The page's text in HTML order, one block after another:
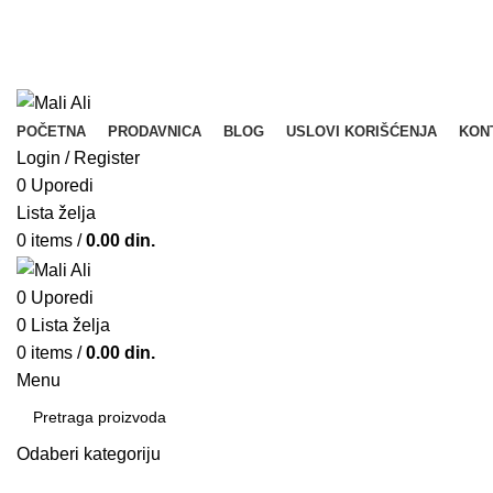
POČETNA PRODAVNICA BLOG USLOVI KORIŠĆENJA
Login / Register
0 Uporedi
Lista želja
0 items / 0.00 din.
0 Uporedi
0 Lista želja
0 items / 0.00 din.
Menu
Odaberi kategoriju